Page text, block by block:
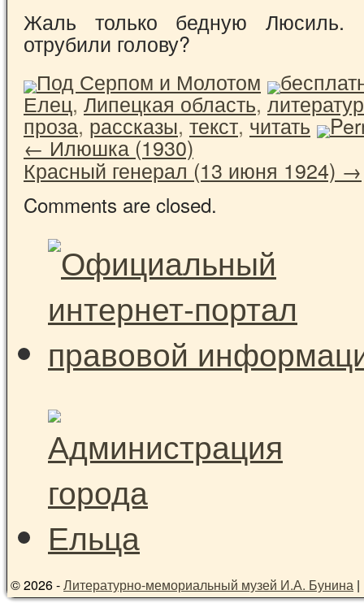
Жаль только бедную Люсиль.
отрубили го­лову?
Под Серпом и Молотом
Елец,Липецкая область,
проза,рассказы,текст,читать
←Илюшка (1930)
Красный генерал (13 июня 1924) →
Comments are closed.
© 2026 -Литературно-мемориальный музей И.А. Бунина |